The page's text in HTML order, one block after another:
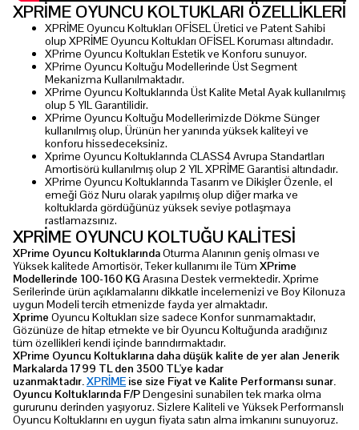
XPRİME OYUNCU KOLTUKLARI ÖZELLİKLERİ
XPRİME Oyuncu Koltukları OFİSEL Üretici ve Patent Sahibi
olup XPRİME Oyuncu Koltukları OFİSEL Koruması altındadır.
XPrime Oyuncu Koltukları Estetik ve Konforu sunuyor.
XPrime Oyuncu Koltuğu Modellerinde Üst Segment
Mekanizma Kullanılmaktadır.
XPrime Oyuncu Koltuklarında Üst Kalite Metal Ayak kullanılmış
olup 5 YIL Garantilidir.
XPrime Oyuncu Koltuğu Modellerimizde Dökme Sünger
kullanılmış olup, Ürünün her yanında yüksek kaliteyi ve
konforu hissedeceksiniz.
Xprime Oyuncu Koltuklarında CLASS4 Avrupa Standartları
Amortisörü kullanılmış olup 2 YIL XPRİME Garantisi altındadır.
XPrime Oyuncu Koltuklarında Tasarım ve Dikişler Özenle, el
emeği Göz Nuru olarak yapılmış olup diğer marka ve
koltuklarda gördüğünüz yüksek seviye potlaşmaya
rastlamazsınız.
XPRİME OYUNCU KOLTUĞU KALİTESİ
XPrime Oyuncu KoltuklarındaOturma Alanının geniş olması ve
Yüksek kalitede Amortisör, Teker kullanımı ile Tüm XPrime
Modellerinde 100-160 KG Arasına Destek vermektedir. Xprime
Serilerinde ürün açıklamalarını dikkatle incelemenizi ve Boy Kilonuza
uygun Modeli tercih etmenizde fayda yer almaktadır.
Xprime Oyuncu Koltukları size sadece Konfor sunmamaktadır,
Gözünüze de hitap etmekte ve bir Oyuncu Koltuğunda aradığınız
tüm özellikleri kendi içinde barındırmaktadır.
XPrime Oyuncu Koltuklarına daha düşük kalite de yer alan Jenerik
Markalarda 1799 TL den 3500 TL'ye kadar
uzanmaktadır.XPRİME ise size Fiyat ve Kalite Performansı sunar.
Oyuncu Koltuklarında F/PDengesini sunabilen tek marka olma
gururunu derinden yaşıyoruz. Sizlere Kaliteli ve Yüksek Performanslı
Oyuncu Koltuklarını en uygun fiyata satın alma imkanını sunuyoruz.